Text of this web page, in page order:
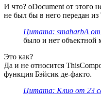
И что? oDocument от этого
не был бы в него передан из
Цитата: smaharbA от
было и нет
Это как?
Да и не относится
функция Бэйсик де-факто.
Цитата: Клио от 23